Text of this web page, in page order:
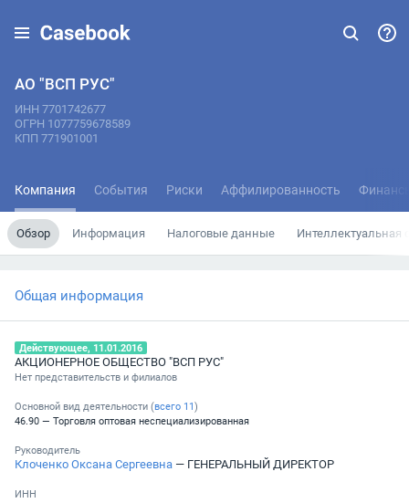
АО "ВСП РУС"
ИНН 7701742677
ОГРН 1077759678589
КПП 771901001
Компания События Риски Аффилированность
Обзор Информация Налоговые данные Интеллектуальная
Общая информация
Действующее, 11.01.2016
АКЦИОНЕРНОЕ ОБЩЕСТВО "ВСП РУС"
Нет представительств и филиалов
Основной вид деятельности (всего 11)
46.90 — Торговля оптовая неспециализированная
Руководитель
Клоченко Оксана Сергеевна — ГЕНЕРАЛЬНЫЙ ДИРЕКТОР
ИНН